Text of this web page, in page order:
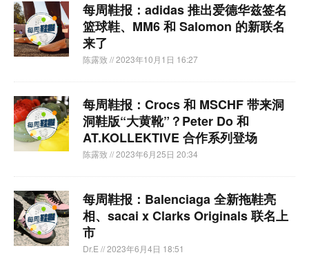
每周鞋报：adidas 推出爱德华兹签名
篮球鞋、MM6 和 Salomon 的新联名
来了
陈露致// 2023年10月1日 16:27
每周鞋报：Crocs 和 MSCHF 带来洞
洞鞋版“大黄靴”？Peter Do 和
AT.KOLLEKTIVE 合作系列登场
陈露致// 2023年6月25日 20:34
每周鞋报：Balenciaga 全新拖鞋亮
相、sacai x Clarks Originals 联名上
市
Dr.E // 2023年6月4日 18:51